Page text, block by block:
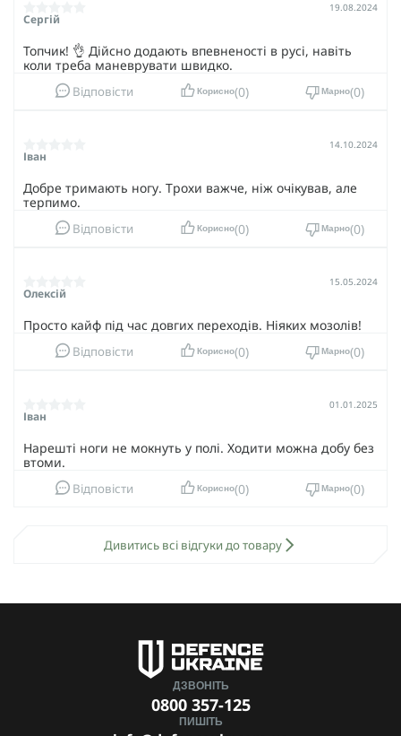
Сергій
19.08.2024
Топчик! 👌 Дійсно додають впевненості в русі, навіть
коли треба маневрувати швидко.
Відповісти Корисно 0 Марно 0
Іван
14.10.2024
Добре тримають ногу. Трохи важче, ніж очікував, але
терпимо.
Відповісти Корисно 0 Марно 0
Олексій
15.05.2024
Просто кайф під час довгих переходів. Ніяких мозолів!
Відповісти Корисно 0 Марно 0
Іван
01.01.2025
Нарешті ноги не мокнуть у полі. Ходити можна добу без
втоми.
Відповісти Корисно 0 Марно 0
Дивитись всі відгуки до товару
ДЗВОНІТЬ
0800 357-125
ПИШІТЬ